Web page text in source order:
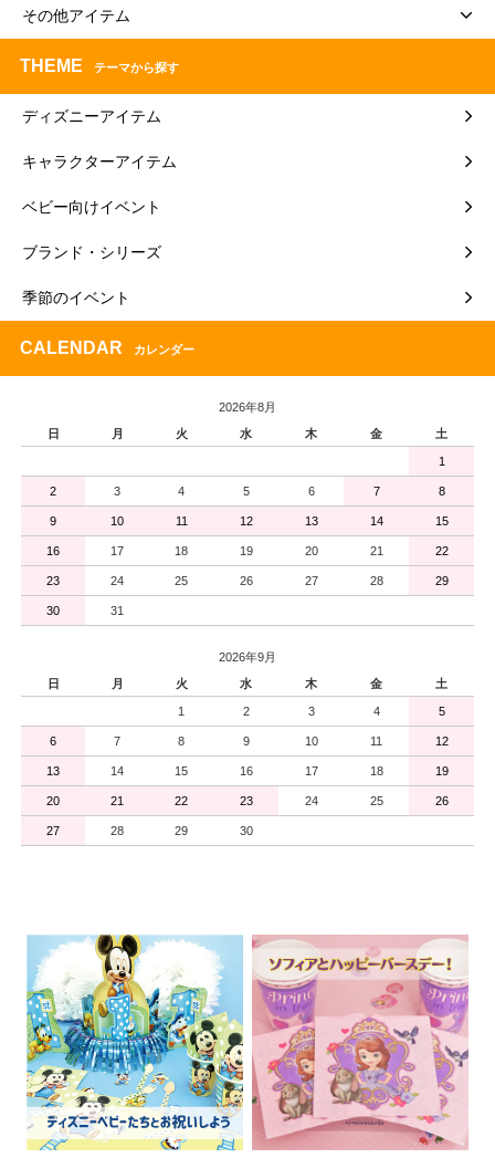
その他アイテム
THEME テーマから探す
ディズニーアイテム
キャラクターアイテム
ベビー向けイベント
ブランド・シリーズ
季節のイベント
CALENDAR カレンダー
2026年8月
日
月 火 水 木 金 土
1
2 3 4 5 6 7 8
9 10 11 12 13 14 15
16 17 18 19 20 21 22
23 24 25 26 27 28 29
30 31
2026年9月
日
月 火 水 木 金 土
1 2 3 4 5
6 7 8 9 10 11 12
13 14 15 16 17 18 19
20 21 22 23 24 25 26
27 28 29 30